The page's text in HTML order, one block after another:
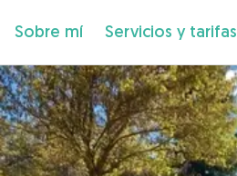
Sobre mí Servicios y tarifas